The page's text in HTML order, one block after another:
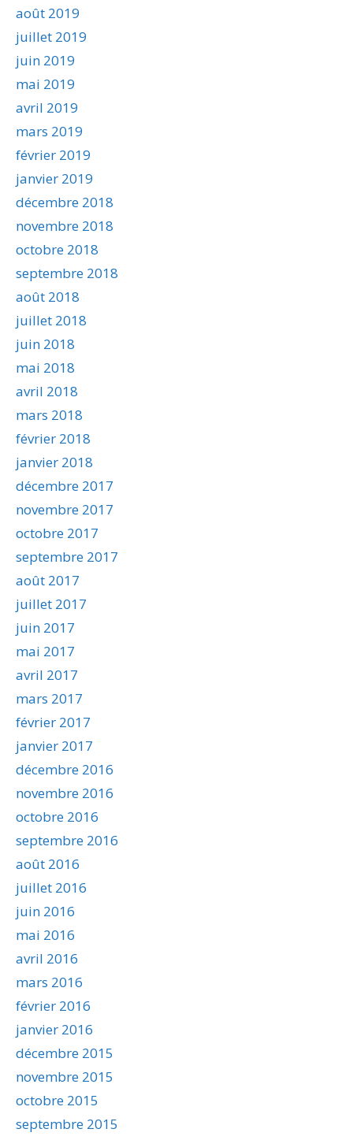
août 2019
juillet 2019
juin 2019
mai 2019
avril 2019
mars 2019
février 2019
janvier 2019
décembre 2018
novembre 2018
octobre 2018
septembre 2018
août 2018
juillet 2018
juin 2018
mai 2018
avril 2018
mars 2018
février 2018
janvier 2018
décembre 2017
novembre 2017
octobre 2017
septembre 2017
août 2017
juillet 2017
juin 2017
mai 2017
avril 2017
mars 2017
février 2017
janvier 2017
décembre 2016
novembre 2016
octobre 2016
septembre 2016
août 2016
juillet 2016
juin 2016
mai 2016
avril 2016
mars 2016
février 2016
janvier 2016
décembre 2015
novembre 2015
octobre 2015
septembre 2015